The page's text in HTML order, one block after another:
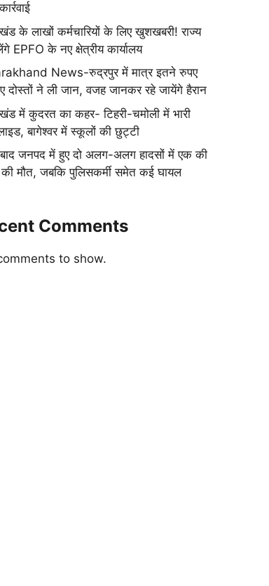
के लाखों कर्मचारियों के लिए खुशखबरी! राज्य
EPFO के नए क्षेत्रीय कार्यालय
News-रुद्रपुर में मात्र इतने रुपए
दोस्तों ने ली जान, वजह जानकर रहे जायेंगे हैरान
में कुदरत का कहर- टिहरी-चमोली में भारी
बागेश्वर में स्कूलों की छुट्टी
जनपद में हुए दो अलग-अलग हादसों में एक की
मौत, जबकि पुलिसकर्मी समेत कई घायल
Comments
to show.